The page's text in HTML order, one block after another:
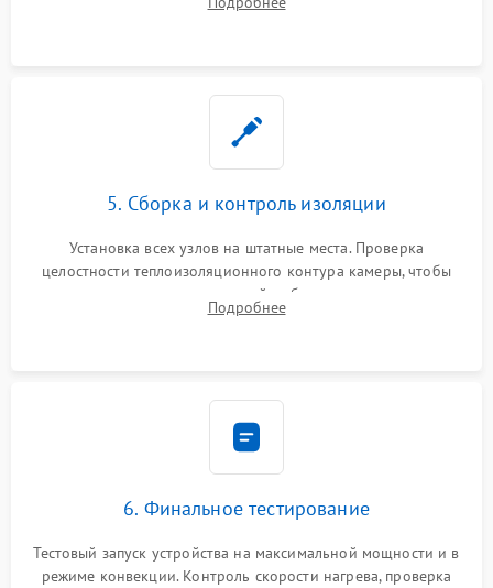
выгоревших реле, восстановление контактов и замена
5. Сборка и контроль изоляции
Установка всех узлов на штатные места. Проверка
целостности теплоизоляционного контура камеры, чтобы
исключить перегрев кухонной мебели и потерю тепла.
Надежная фиксация клемм и сборка корпуса шкафа.
Подробнее
6. Финальное тестирование
Тестовый запуск устройства на максимальной мощности и в
режиме конвекции. Контроль скорости нагрева, проверка